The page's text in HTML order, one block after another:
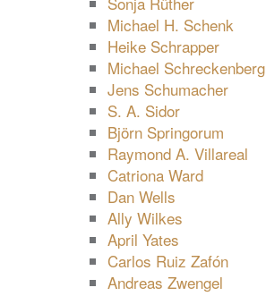
Michael H. Schenk
Heike Schrapper
Michael Schreckenberg
Jens Schumacher
S. A. Sidor
Björn Springorum
Raymond A. Villareal
Catriona Ward
Dan Wells
Ally Wilkes
April Yates
Carlos Ruiz Zafón
Andreas Zwengel